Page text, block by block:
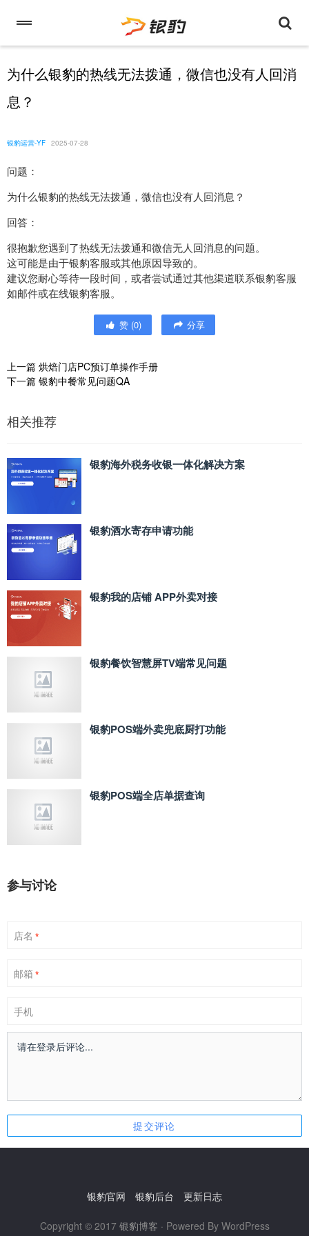
为什么银豹的热线无法拨通，微信也没有人回消
息？
银豹运营-YF 2025-07-28
问题：
为什么银豹的热线无法拨通，微信也没有人回消息？
回答：
很抱歉您遇到了热线无法拨通和微信无人回消息的问题。
这可能是由于银豹客服或其他原因导致的。
建议您耐心等待一段时间，或者尝试通过其他渠道联系银豹客服
如邮件或在线银豹客服。
赞 (0) 分享
上一篇 烘焙门店PC预订单操作手册
下一篇 银豹中餐常见问题QA
相关推荐
银豹海外税务收银一体化解决方案
银豹酒水寄存申请功能
银豹我的店铺 APP外卖对接
银豹餐饮智慧屏TV端常见问题
银豹POS端外卖兜底厨打功能
银豹POS端全店单据查询
参与讨论
店名 *
邮箱 *
手机
银豹官网 银豹后台 更新日志
Copyright © 2017 银豹博客 · Powered By WordPress